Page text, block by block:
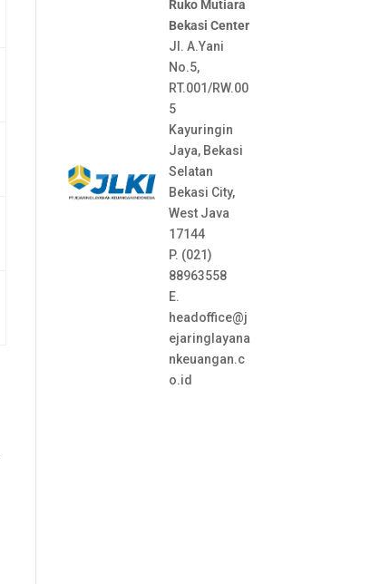
Ruko Mutiara
Bekasi Center
Jl. A.Yani
No.5,
RT.001/RW.00
5
Kayuringin
Jaya, Bekasi
Selatan
Bekasi City,
West Java
17144
P. (021)
88963558
E.
headoffice@j
ejaringlayana
nkeuangan.c
o.id